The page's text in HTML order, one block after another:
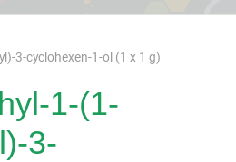
3-cyclohexen-1-ol (1 x 1 g)
1-(1-
3-